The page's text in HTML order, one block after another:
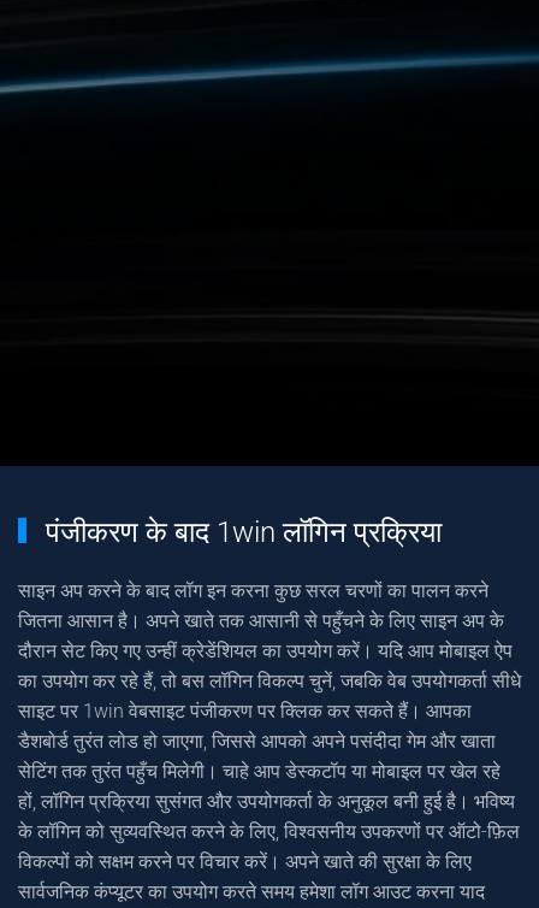
पंजीकरण के बाद 1win लॉगिन प्रक्रिया
साइन अप करने के बाद लॉग इन करना कुछ सरल चरणों का पालन करने
जितना आसान है। अपने खाते तक आसानी से पहुँचने के लिए साइन अप के
दौरान सेट किए गए उन्हीं क्रेडेंशियल का उपयोग करें। यदि आप मोबाइल ऐप
का उपयोग कर रहे हैं, तो बस लॉगिन विकल्प चुनें, जबकि वेब उपयोगकर्ता सीधे
साइट पर 1win वेबसाइट पंजीकरण पर क्लिक कर सकते हैं। आपका
डैशबोर्ड तुरंत लोड हो जाएगा, जिससे आपको अपने पसंदीदा गेम और खाता
सेटिंग तक तुरंत पहुँच मिलेगी। चाहे आप डेस्कटॉप या मोबाइल पर खेल रहे
हों, लॉगिन प्रक्रिया सुसंगत और उपयोगकर्ता के अनुकूल बनी हुई है। भविष्य
के लॉगिन को सुव्यवस्थित करने के लिए, विश्वसनीय उपकरणों पर ऑटो-फ़िल
विकल्पों को सक्षम करने पर विचार करें। अपने खाते की सुरक्षा के लिए
सार्वजनिक कंप्यूटर का उपयोग करते समय हमेशा लॉग आउट करना याद